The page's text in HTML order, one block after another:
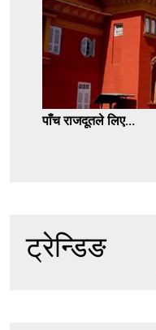
पाँच राजदूतले लिए...
ट्रेन्डिङ